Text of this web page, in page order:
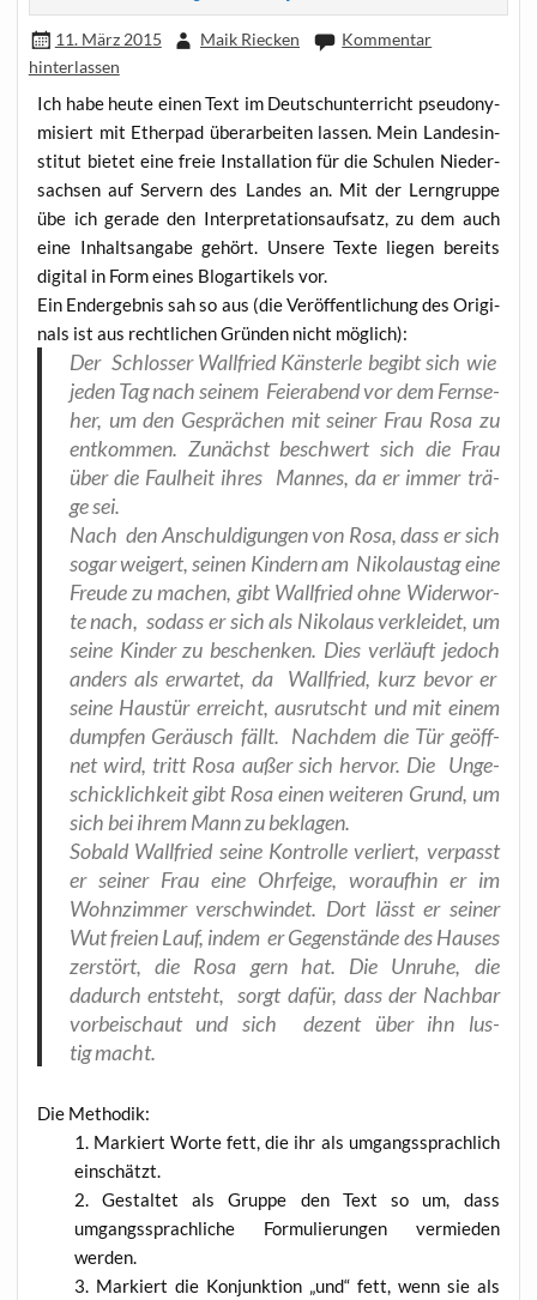
11. März 2015 Maik Riecken
Kommentar
hinterlassen
Ich habe heu­te einen Text im Deutsch­un­ter­richt pseud­ony­
mi­siert mit Ether­pad über­ar­bei­ten las­sen. Mein Lan­des­in­
sti­tut bie­tet eine freie Instal­la­ti­on für die Schu­len Nie­der­
sach­sen auf Ser­vern des Lan­des an. Mit der Lern­grup­pe
übe ich gera­de den Inter­pre­ta­ti­ons­auf­satz, zu dem auch
eine Inhalts­an­ga­be gehört. Unse­re Tex­te lie­gen bereits
digi­tal in Form eines Blog­ar­ti­kels vor.
Ein End­ergeb­nis sah so aus (die Ver­öf­fent­li­chung des Ori­gi­
nals ist aus recht­li­chen Grün­den nicht möglich):
Der Schlos­ser Wall­fried Käns­ter­le begibt sich wie
jeden Tag nach sei­nem Fei­er­abend vor dem Fern­se­
her, um den Gesprä­chen mit sei­ner Frau Rosa zu
ent­kom­men. Zunächst beschwert sich die Frau
über die Faul­heit ihres Man­nes, da er immer trä­
ge sei.
Nach den Anschul­di­gun­gen von Rosa, dass er sich
sogar wei­gert, sei­nen Kin­dern am Niko­laus­tag eine
Freu­de zu machen, gibt Wall­fried ohne Wider­wor­
te nach, sodass er sich als Niko­laus ver­klei­det, um
sei­ne Kin­der zu beschen­ken. Dies ver­läuft jedoch
anders als erwar­tet, da Wall­fried, kurz bevor er
sei­ne Haus­tür erreicht, aus­rutscht und mit einem
dump­fen Geräusch fällt. Nach­dem die Tür geöff­
net wird, tritt Rosa außer sich her­vor. Die Unge­
schick­lich­keit gibt Rosa einen wei­te­ren Grund, um
sich bei ihrem Mann zu beklagen.
Sobald Wall­fried sei­ne Kon­trol­le ver­liert, ver­passt
er sei­ner Frau eine Ohr­fei­ge, wor­auf­hin er im
Wohn­zim­mer ver­schwin­det. Dort lässt er sei­ner
Wut frei­en Lauf, indem er Gegen­stän­de des Hau­ses
zer­stört, die Rosa gern hat. Die Unru­he, die
dadurch ent­steht, sorgt dafür, dass der Nach­bar
vor­bei­schaut und sich dezent über ihn lus­
tig macht.
Die Metho­dik:
Mar­kiert Wor­te fett, die ihr als umgangs­sprach­lich
einschätzt.
Gestal­tet als Grup­pe den Text so um, dass
umgangs­sprach­li­che For­mu­lie­run­gen ver­mie­den
werden.
Mar­kiert die Kon­junk­ti­on „und“ fett, wenn sie als